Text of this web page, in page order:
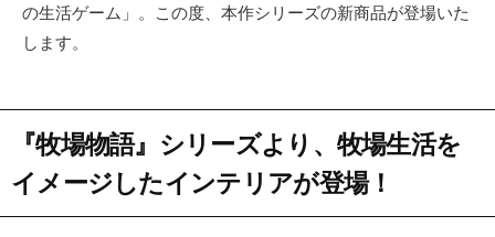
の生活ゲーム」。この度、本作シリーズの新商品が登場いた
します。
『牧場物語』シリーズより、牧場生活を
イメージしたインテリアが登場！